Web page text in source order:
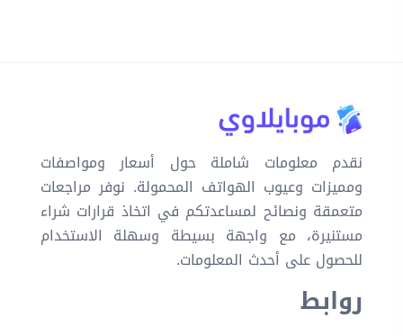
نقدم معلومات شاملة حول أسعار ومواصفات
ومميزات وعيوب الهواتف المحمولة. نوفر مراجعات
متعمقة ونصائح لمساعدتكم في اتخاذ قرارات شراء
مستنيرة، مع واجهة بسيطة وسهلة الاستخدام
للحصول على أحدث المعلومات.
روابط